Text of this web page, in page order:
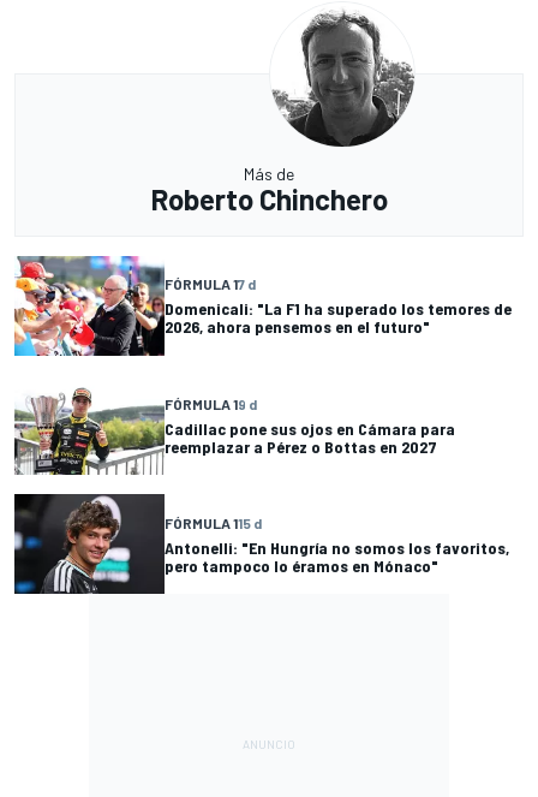
Más de
Roberto Chinchero
FÓRMULA 17 d
Domenicali: "La F1 ha superado los temores de
2026, ahora pensemos en el futuro"
FÓRMULA 19 d
Cadillac pone sus ojos en Cámara para
reemplazar a Pérez o Bottas en 2027
FÓRMULA 115 d
Antonelli: "En Hungría no somos los favoritos,
pero tampoco lo éramos en Mónaco"